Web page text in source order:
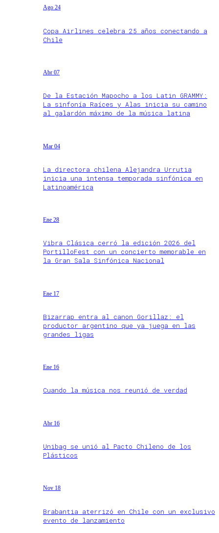
Ago 24
Copa Airlines celebra 25 años conectando a
Chile
Abr 07
De la Estación Mapocho a los Latin GRAMMY:
La sinfonía Raíces y Alas inicia su camino
al galardón máximo de la música latina
Mar 04
La directora chilena Alejandra Urrutia
inicia una intensa temporada sinfónica en
Latinoamérica
Ene 28
Vibra Clásica cerró la edición 2026 del
PortilloFest con un concierto memorable en
la Gran Sala Sinfónica Nacional
Ene 17
Bizarrap entra al canon Gorillaz: el
productor argentino que ya juega en las
grandes ligas
Ene 16
Cuando la música nos reunió de verdad
Abr 16
Unibag se unió al Pacto Chileno de los
Plásticos
Nov 18
Brabantia aterrizó en Chile con un exclusivo
evento de lanzamiento